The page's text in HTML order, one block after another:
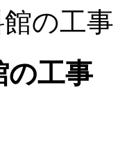
の工事
の工事